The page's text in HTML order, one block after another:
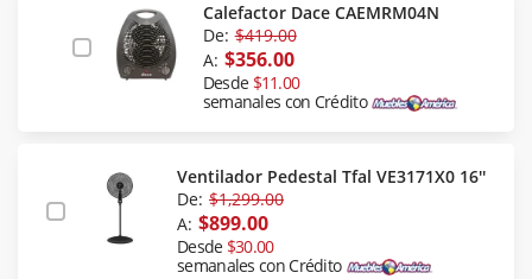
Calefactor Dace CAEMRM04N
De: $419.00
A: $356.00
Desde $11.00
semanales con Crédito
Ventilador Pedestal Tfal VE3171X0 16''
De: $1,299.00
A: $899.00
Desde $30.00
semanales con Crédito